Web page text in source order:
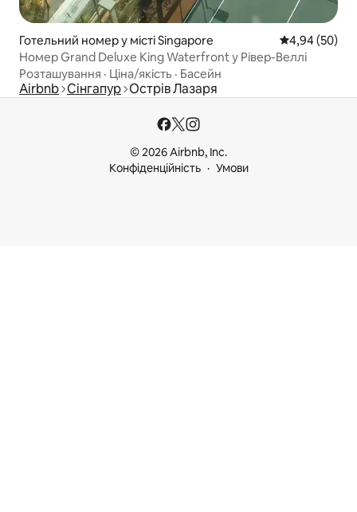
Готельний номер у місті Singapore Середня
4,94 (50)
Номер Grand Deluxe King Waterfront у Рівер-Веллі
Розташування · Ціна/якість · Басейн
Airbnb Сінгапур Острів Лазаря
© 2026 Airbnb, Inc.
Конфіденційність
Умови